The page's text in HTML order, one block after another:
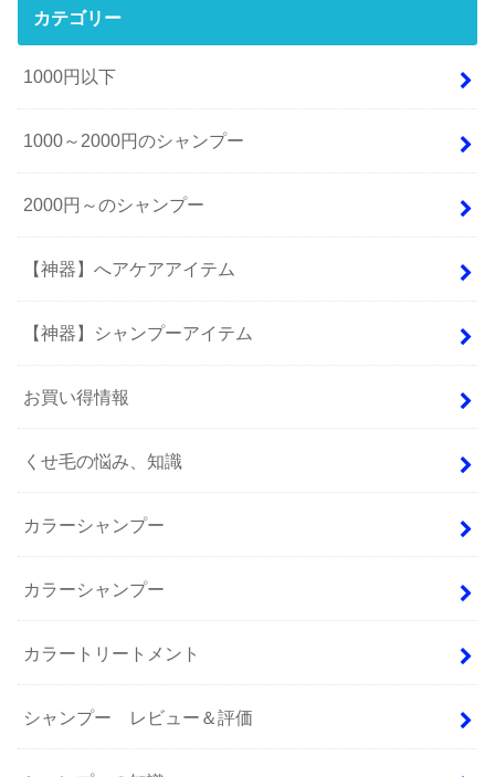
カテゴリー
1000円以下
1000～2000円のシャンプー
2000円～のシャンプー
【神器】へアケアアイテム
【神器】シャンプーアイテム
お買い得情報
くせ毛の悩み、知識
カラーシャンプー
カラーシャンプー
カラートリートメント
シャンプー レビュー＆評価